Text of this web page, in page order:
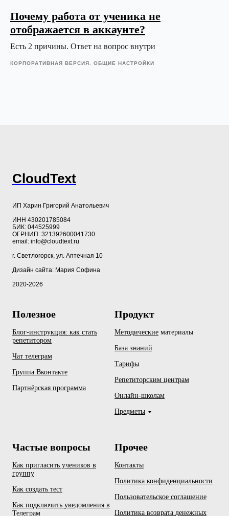
Почему работа от ученика не
отображается в аккаунте?
Есть 2 причины. Ответ на вопрос внутри
КОРПОРАТИВНАЯ ВЕРСИЯ. ОБЩИЕ НАСТРОЙКИ
CloudText
ИП Харин Григорий Анатольевич
ИНН 430201785084
БИК: 044525999
ОГРНИП: 321392600041730
email: info@cloudtext.ru
г. Светлогорск, ул. Аптечная 10
Дизайн сайта: Мария Софина
2020-2026
Полезное
Блог-инструкция: как стать
репетитором
Чат телеграм
Группа Вконтакте
Партнёрская программа
Продукт
Методические материалы
База знаний
Тарифы
Репетиторским центрам
Онлайн-школам
Предметы
Частые вопросы
Как пригласить учеников в
группу
Как создать тест
Как подключить уведомления в
Телеграм
Прочее
Контакты
Политика конфиденциальности
Пользовательское соглашение
Политика возврата денежных